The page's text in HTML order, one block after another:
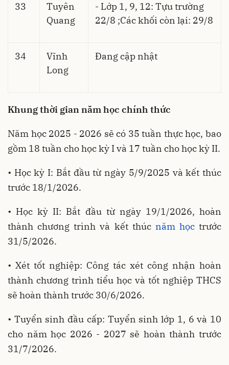
33
Tuyên
Quang
- Lớp 1, 9, 12: Tựu trường
22/8 ;Các khối còn lại: 29/8
34
Vĩnh
Long
Đang cập nhật
Khung thời gian năm học chính thức
Năm học 2025 - 2026 sẽ có 35 tuần thực học, bao
gồm 18 tuần cho học kỳ I và 17 tuần cho học kỳ II.
• Học kỳ I: Bắt đầu từ ngày 5/9/2025 và kết thúc
trước 18/1/2026.
• Học kỳ II: Bắt đầu từ ngày 19/1/2026, hoàn
thành chương trình và kết thúc năm họctrước
31/5/2026.
• Xét tốt nghiệp: Công tác xét công nhận hoàn
thành chương trình tiểu học và tốt nghiệp THCS
sẽ hoàn thành trước 30/6/2026.
• Tuyển sinh đầu cấp: Tuyển sinh lớp 1, 6 và 10
cho năm học 2026 - 2027 sẽ hoàn thành trước
31/7/2026.